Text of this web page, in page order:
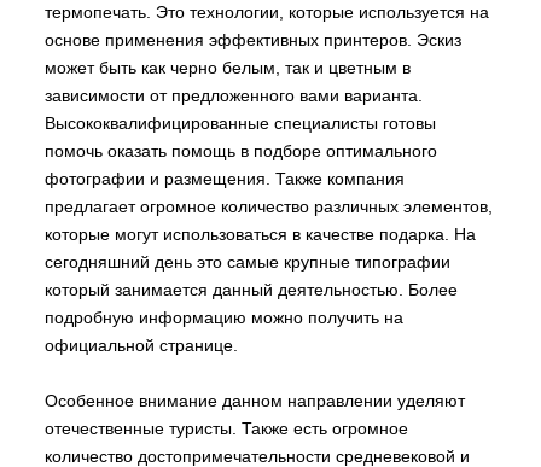
термопечать. Это технологии, которые используется на
основе применения эффективных принтеров. Эскиз
может быть как черно белым, так и цветным в
зависимости от предложенного вами варианта.
Высококвалифицированные специалисты готовы
помочь оказать помощь в подборе оптимального
фотографии и размещения. Также компания
предлагает огромное количество различных элементов,
которые могут использоваться в качестве подарка. На
сегодняшний день это самые крупные типографии
который занимается данный деятельностью. Более
подробную информацию можно получить на
официальной странице.
Особенное внимание данном направлении уделяют
отечественные туристы. Также есть огромное
количество достопримечательности средневековой и